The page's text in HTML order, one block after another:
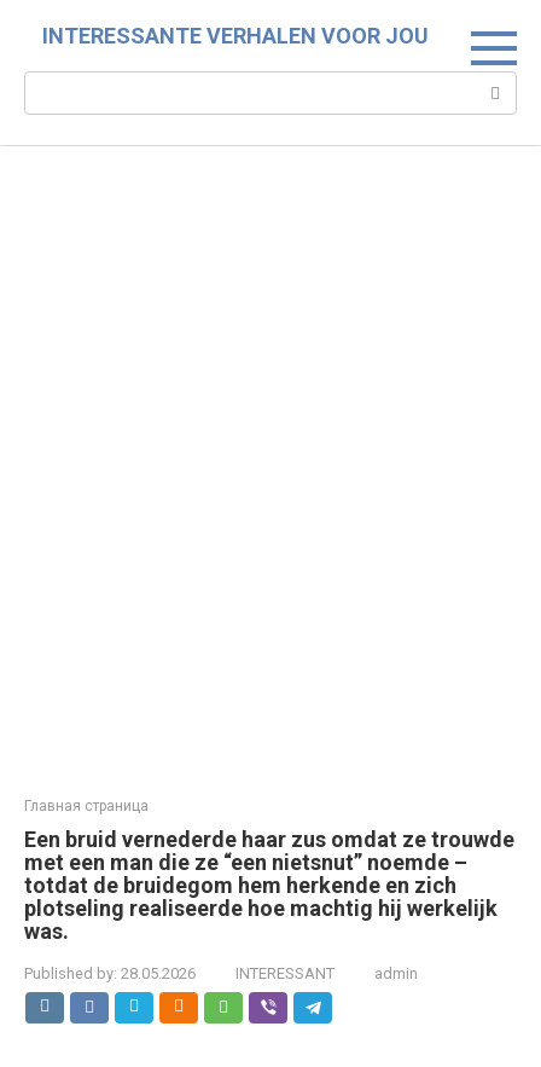
INTERESSANTE VERHALEN VOOR JOU
Главная страница
Een bruid vernederde haar zus omdat ze trouwde
met een man die ze “een nietsnut” noemde –
totdat de bruidegom hem herkende en zich
plotseling realiseerde hoe machtig hij werkelijk
was.
Published by: 28.05.2026 INTERESSANT admin